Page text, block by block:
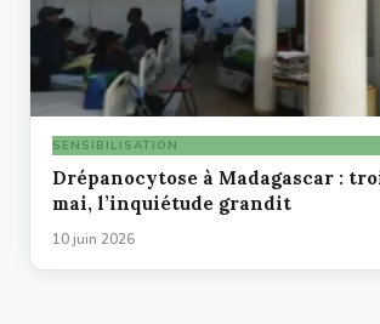
SENSIBILISATION
Drépanocytose à Madagascar :
mai, l’inquiétude grandit
10 juin 2026